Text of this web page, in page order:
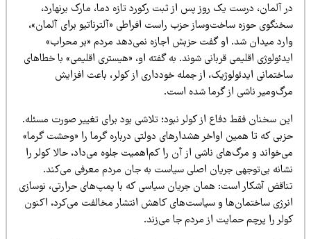
آلمان، درست یک روز پس از ثبت رکورد تازه دما، مارک برنهارد،
حوزه ساخت‌وساز حزب راست افراطی «آلترناتیو برای آلمان»،
میدان شد. او گفت حزبش اجازه نمی‌دهد مردم «بر محراب»
اقلیمی قربانی شوند. به گفته او، «هیستری اقلیمی» با خطاهای
ایدئولوژیک، از جمله خودداری از کولر، باعث افزایش
ناشی از گرما شده است.
سخنان فقط دفاع از کولر نبود؛ تلاشی بود برای تغییر صورت مسئله.
که تا همین اواخر هشدارهای دولتی درباره گرما را «وحشت گرما»
و مرگ‌های ناشی از آن را کم‌اهمیت جلوه می‌داد، حالا کولر را
بی‌توجهی جریان اصلی سیاست به جان مردم معرفی می‌کند.
آشکار است: همان جریان سیاسی که با پمپ‌های حرارتی، نوسازی
ساختمان‌ها و سیاست‌های کاهش انتشار مخالفت می‌کرد، اکنون
را پرچم حمایت از مردم جا می‌زند.